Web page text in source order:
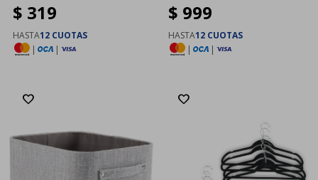
$ 319
HASTA12 CUOTAS
|
|
$ 999
HASTA12 CUOTAS
|
|